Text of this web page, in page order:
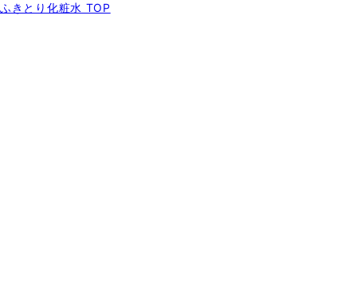
ふきとり化粧水 TOP